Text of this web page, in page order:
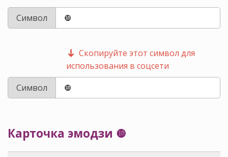
Символ
Скопируйте этот символ для
использования в соцсети
Символ
Карточка эмодзи ❿